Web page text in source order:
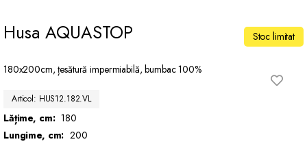
Husa AQUASTOP
180x200cm, țesătură impermiabilă, bumbac 100%
Articol: HUS12.182.VL
Lățime, cm: 180
Lungime, cm: 200
Stoc limitat